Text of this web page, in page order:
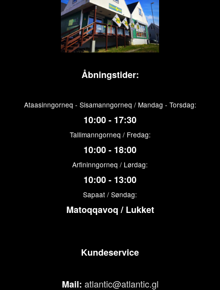
Åbningstider:
Ataasinngorneq - Sisamanngorneq / Mandag - Torsdag:
10:00 - 17:30
Tallimanngorneq / Fredag:
10:00 - 18:00
Arfininngorneq / Lørdag:
10:00 - 13:00
Sapaat / Søndag:
Matoqqavoq / Lukket
Kundeservice
Mail: atlantic@atlantic.gl